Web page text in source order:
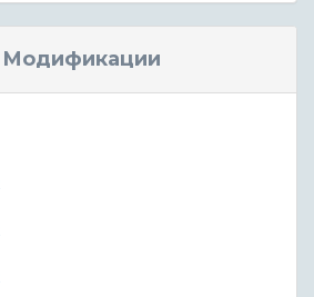
Модификации